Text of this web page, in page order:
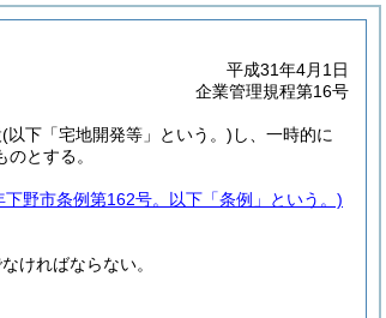
平成31年4月1日
企業管理規程第16号
(以下「宅地開発等」という。) し、一時的に
とする。
下野市条例第162号。以下「条例」という。)
ければならない。